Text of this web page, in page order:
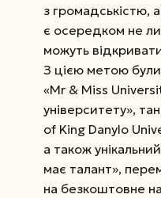
з громадськістю,
є осередком не
можуть
З цією метою були
«Mr & Miss
університету»,
of King Danylo
а також
має талант»,
на безкоштовне